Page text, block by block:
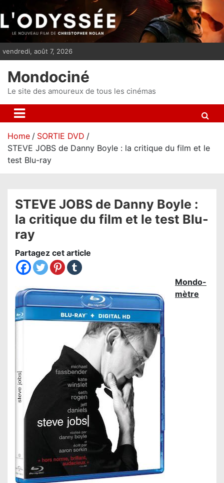
i
p
n
vendredi, août 7, 2026
Mondociné
Le site des amoureux de tous les cinémas
Home
SORTIE DVD
STEVE JOBS de Danny Boyle : la critique du film et le
test Blu-ray
STEVE JOBS de Danny Boyle :
la critique du film et le test Blu-
ray
Partagez cet article
Mondo-
mètre